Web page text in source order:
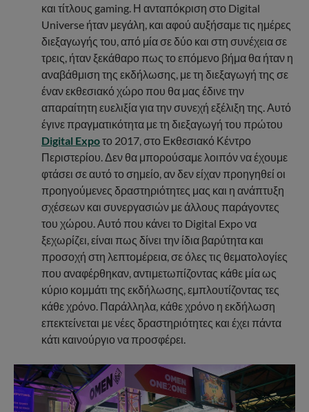
και τίτλους gaming. Η ανταπόκριση στο Digital
Universe ήταν μεγάλη, και αφού αυξήσαμε τις ημέρες
διεξαγωγής του, από μία σε δύο και στη συνέχεια σε
τρεις, ήταν ξεκάθαρο πως το επόμενο βήμα θα ήταν η
αναβάθμιση της εκδήλωσης, με τη διεξαγωγή της σε
έναν εκθεσιακό χώρο που θα μας έδινε την
απαραίτητη ευελιξία για την συνεχή εξέλιξη της. Αυτό
έγινε πραγματικότητα με τη διεξαγωγή του πρώτου
Digital Expoτο 2017, στο Εκθεσιακό Κέντρο
Περιστερίου. Δεν θα μπορούσαμε λοιπόν να έχουμε
φτάσει σε αυτό το σημείο, αν δεν είχαν προηγηθεί οι
προηγούμενες δραστηριότητες μας και η ανάπτυξη
σχέσεων και συνεργασιών με άλλους παράγοντες
του χώρου. Αυτό που κάνει το Digital Expo να
ξεχωρίζει, είναι πως δίνει την ίδια βαρύτητα και
προσοχή στη λεπτομέρεια, σε όλες τις θεματολογίες
που αναφέρθηκαν, αντιμετωπίζοντας κάθε μία ως
κύριο κομμάτι της εκδήλωσης, εμπλουτίζοντας τες
κάθε χρόνο. Παράλληλα, κάθε χρόνο η εκδήλωση
επεκτείνεται με νέες δραστηριότητες και έχει πάντα
κάτι καινούργιο να προσφέρει.